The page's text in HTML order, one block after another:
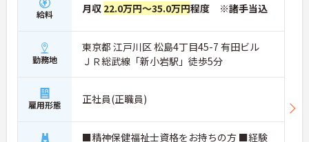
給料 月収 22.0万円～35.0万円程度 ※諸手当込
勤務地
東京都 江戸川区 松島4丁目45-7 有田ビル
ＪＲ総武線「新小岩駅」徒歩5分
雇用形態 正社員(正職員)
■精神保健福祉士資格をお持ちの方 ■経験